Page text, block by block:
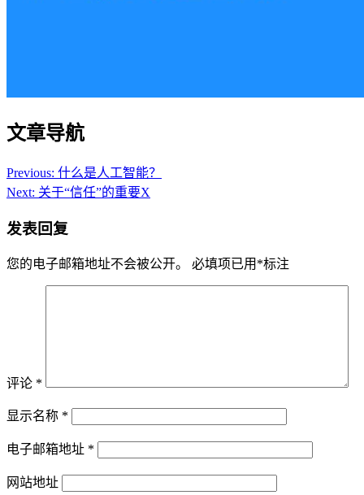
文章导航
Previous: 什么是人工智能？
Next: 关于“信任”的重要X
发表回复
您的电子邮箱地址不会被公开。 必填项已用 *标注
评论 *
显示名称 *
电子邮箱地址 *
网站地址